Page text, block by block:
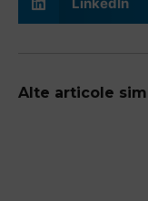
Alte articole